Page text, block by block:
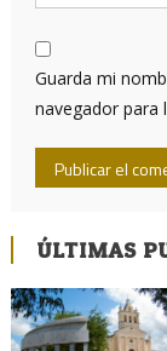
Guarda mi
navegador para
ÚLTIMAS